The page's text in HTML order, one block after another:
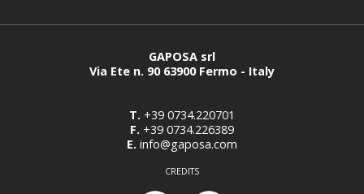
GAPOSA srl
Via Ete n. 90 63900 Fermo - Italy
T. +39 0734.220701
F. +39 0734.226389
E. info@gaposa.com
CREDITS